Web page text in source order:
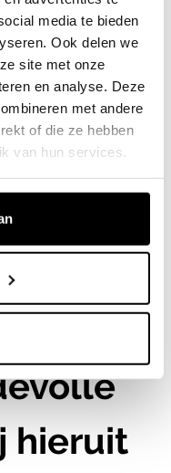
media te bieden
Ook delen we
site met onze
en analyse. Deze
met andere
of die ze hebben
van hun services.
was voor
klassieke
leuke middag
eten en
we bezoekers
geven en was
kregen er ook
hieruit